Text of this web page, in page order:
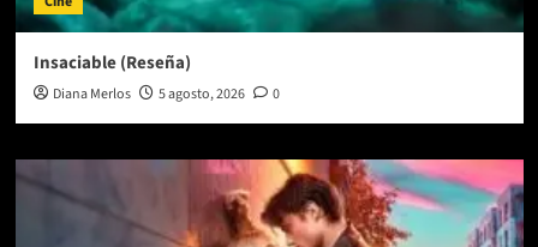
Insaciable (Reseña)
Diana Merlos 5 agosto, 2026 0